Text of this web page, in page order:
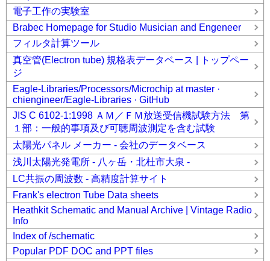
電子工作の実験室
Brabec Homepage for Studio Musician and Engeneer
フィルタ計算ツール
真空管(Electron tube) 規格表データベース | トップペー
ジ
Eagle-Libraries/Processors/Microchip at master ·
chiengineer/Eagle-Libraries · GitHub
JIS C 6102-1:1998 ＡＭ／ＦＭ放送受信機試験方法 第
１部：一般的事項及び可聴周波測定を含む試験
太陽光パネル メーカー - 会社のデータベース
浅川太陽光発電所 - 八ヶ岳・北杜市大泉 -
LC共振の周波数 - 高精度計算サイト
Frank's electron Tube Data sheets
Heathkit Schematic and Manual Archive | Vintage Radio
Info
Index of /schematic
Popular PDF DOC and PPT files